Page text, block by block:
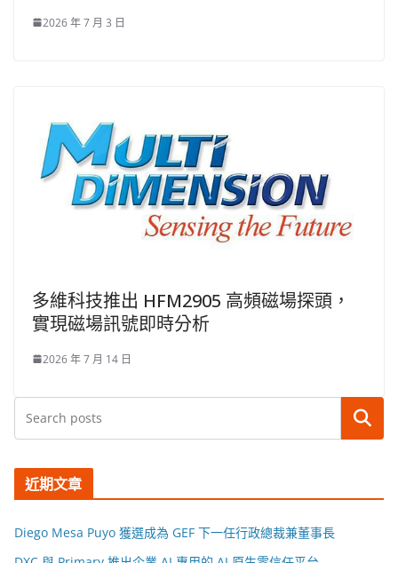
2026 年 7 月 3 日
多維科技推出 HFM2905 高頻磁場探頭，
實現磁場訊號即時分析
2026 年 7 月 14 日
搜尋
近期文章
Diego Mesa Puyo 獲選成為 GEF 下一任行政總裁兼董事長